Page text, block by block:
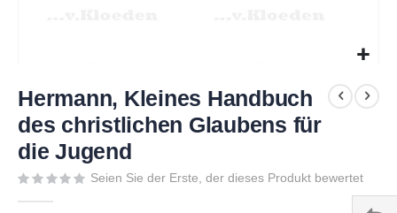
Anfang
der
Bildgalerie
springen
Hermann, Kleines Handbuch
des christlichen Glaubens für
die Jugend
Seien Sie der Erste, der dieses Produkt bewertet